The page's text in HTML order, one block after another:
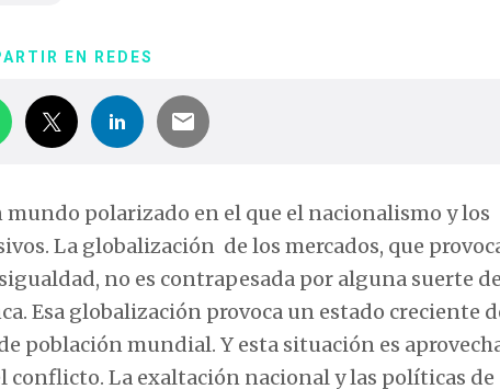
EN REDES
mundo polarizado en el que el nacionalismo y los
La globalización de los mercados, que
no es contrapesada por alguna suerte de
Esa globalización provoca un estado creciente
población mundial. Y esta situación es
La exaltación nacional y las políticas de